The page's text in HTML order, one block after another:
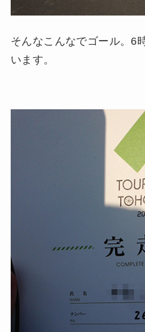
そんなこんなでゴール。6
います。